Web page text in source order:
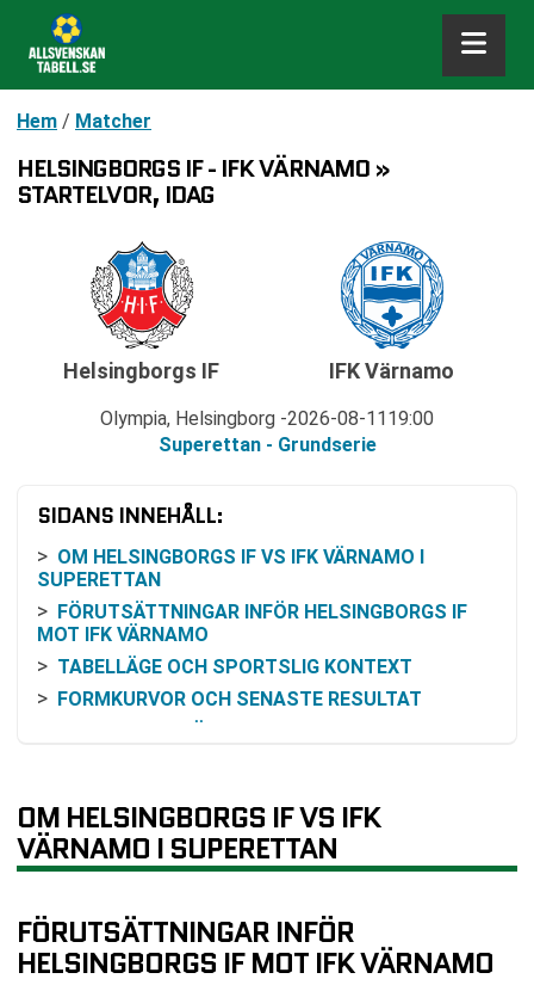
Hem / Matcher
HELSINGBORGS IF - IFK VÄRNAMO »
STARTELVOR, IDAG
Helsingborgs IF
Olympia, Helsingborg 2026-08-11 19:00
Superettan - Grundserie
IFK Värnamo
SIDANS INNEHÅLL:
OM HELSINGBORGS IF VS IFK VÄRNAMO I
SUPERETTAN
FÖRUTSÄTTNINGAR INFÖR HELSINGBORGS IF
MOT IFK VÄRNAMO
TABELLÄGE OCH SPORTSLIG KONTEXT
FORMKURVOR OCH SENASTE RESULTAT
TV-SÄNDNING OCH STREAMING
VANLIGA FRÅGOR OM HELSINGBORGS IF VS IFK
TABELL
RELATERADE NYHETER
OM HELSINGBORGS IF VS IFK
VÄRNAMO I SUPERETTAN
FÖRUTSÄTTNINGAR INFÖR
HELSINGBORGS IF MOT IFK VÄRNAMO